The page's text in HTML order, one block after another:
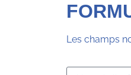
Les champs